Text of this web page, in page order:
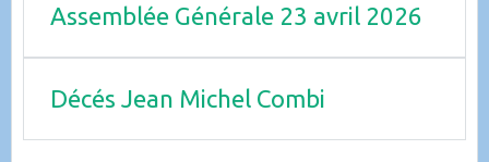
Assemblée Générale 23 avril 2026
Décés Jean Michel Combi